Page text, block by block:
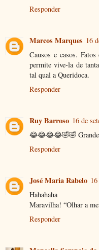
Responder
Marcos Marques 16
Causos e casos.
permite vive-la de
tal qual a Queridoca.
Responder
Ruy Barroso 16 de
😂😂😂😂🤣🤣
Responder
José Maria Rabelo
Hahahaha
Maravilha! “Olhar a
Responder